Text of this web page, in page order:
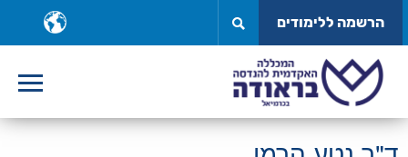
לתוכן
הרשמה ללימודים